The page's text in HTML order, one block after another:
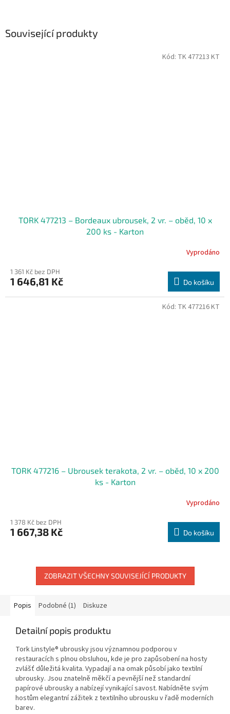
Související produkty
TORK 477213 – Bordeaux ubrousek, 2 vr. – oběd, 10 x
200 ks - Karton
Vyprodáno
1 361 Kč bez DPH
1 646,81 Kč Do košíku
Kód: TK 477213 KT
TORK 477216 – Ubrousek terakota, 2 vr. – oběd, 10 x 200
ks - Karton
Vyprodáno
1 378 Kč bez DPH
1 667,38 Kč Do košíku
Kód: TK 477216 KT
ZOBRAZIT VŠECHNY SOUVISEJÍCÍ PRODUKTY
Popis Podobné (1) Diskuze
Detailní popis produktu
Tork Linstyle® ubrousky jsou významnou podporou v
restauracích s plnou obsluhou, kde je pro zapůsobení na hosty
zvlášť důležitá kvalita. Vypadají a na omak působí jako textilní
ubrousky. Jsou znatelně měkčí a pevnější než standardní
papírové ubrousky a nabízejí vynikající savost. Nabídněte svým
hostům elegantní zážitek z textilního ubrousku v řadě moderních
barev.